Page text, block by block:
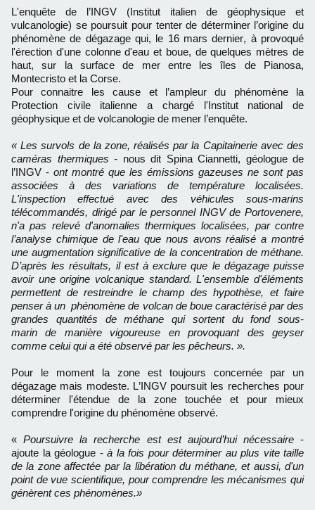
L'enquête de l’INGV (Institut italien de géophysique et
vulcanologie) se poursuit pour tenter de déterminer l’origine du
phénomène de dégazage qui, le 16 mars dernier, à provoqué
l'érection d'une colonne d'eau et boue, de quelques mètres de
haut, sur la surface de mer entre les îles de Pianosa,
Montecristo et la Corse.
Pour connaitre les cause et l’ampleur du phénomène la
Protection civile italienne a chargé l'Institut national de
géophysique et de volcanologie de mener l’enquête.
« Les survols de la zone, réalisés par la Capitainerie avec des
caméras thermiques - nous dit Spina Ciannetti, géologue de
l’INGV - ont montré que les émissions gazeuses ne sont pas
associées à des variations de température localisées.
L'inspection effectué avec des véhicules sous-marins
télécommandés, dirigé par le personnel INGV de Portovenere,
n'a pas relevé d'anomalies thermiques localisées, par contre
l’analyse chimique de l'eau que nous avons réalisé a montré
une augmentation significative de la concentration de méthane.
D’après les résultats, il est à exclure que le dégazage puisse
avoir une origine volcanique standard. L'ensemble d'éléments
permettent de restreindre le champ des hypothèse, et faire
penser à un phénomène de volcan de boue caractérisé par des
grandes quantités de méthane qui sortent du fond sous-
marin de manière vigoureuse en provoquant des geyser
comme celui qui a été observé par les pêcheurs. ».
Pour le moment la zone est toujours concernée par un
dégazage mais modeste. L’INGV poursuit les recherches pour
déterminer l'étendue de la zone touchée et pour mieux
comprendre l'origine du phénomène observé.
« Poursuivre la recherche est est aujourd’hui nécessaire-
ajoute la géologue - à la fois pour déterminer au plus vite taille
de la zone affectée par la libération du méthane, et aussi, d'un
point de vue scientifique, pour comprendre les mécanismes qui
génèrent ces phénomènes.»